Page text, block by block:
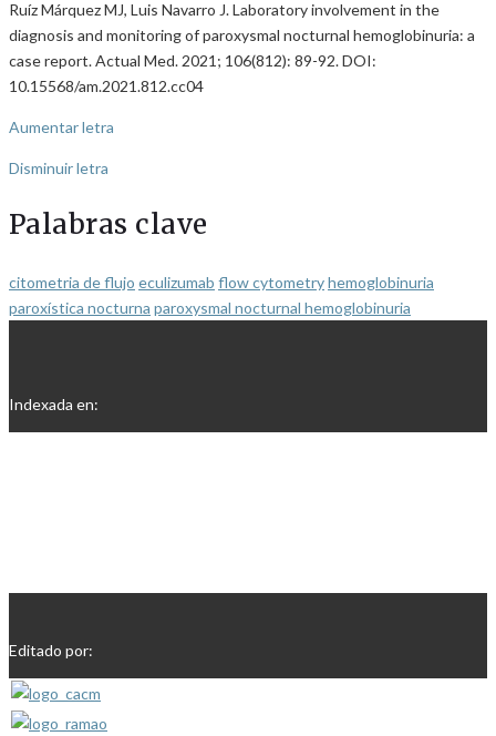
Ruíz Márquez MJ, Luis Navarro J. Laboratory involvement in the
diagnosis and monitoring of paroxysmal nocturnal hemoglobinuria: a
case report. Actual Med. 2021; 106(812): 89-92. DOI:
10.15568/am.2021.812.cc04
Aumentar letra
Disminuir letra
Palabras clave
citometria de flujo eculizumab flow cytometryhemoglobinuria
paroxística nocturna paroxysmal nocturnal hemoglobinuria
Indexada en:
Editado por: